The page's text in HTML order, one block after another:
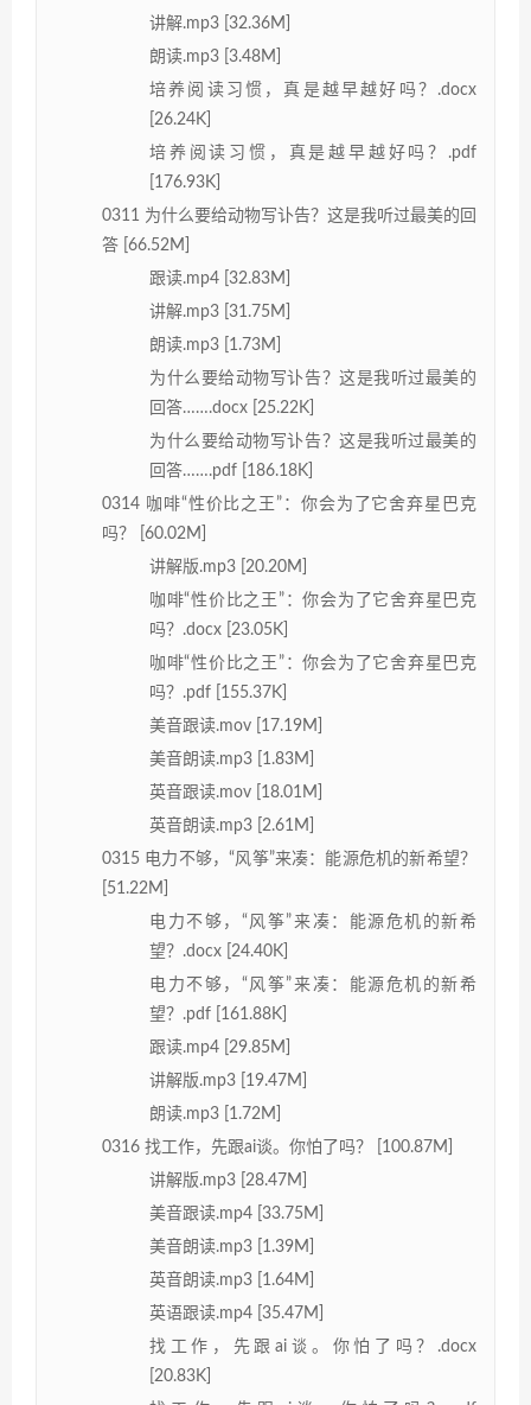
讲解.mp3 [32.36M]
朗读.mp3 [3.48M]
培养阅读习惯，真是越早越好吗？.docx
[26.24K]
培养阅读习惯，真是越早越好吗？.pdf
[176.93K]
0311 为什么要给动物写讣告？这是我听过最美的回
答 [66.52M]
跟读.mp4 [32.83M]
讲解.mp3 [31.75M]
朗读.mp3 [1.73M]
为什么要给动物写讣告？这是我听过最美的
回答…….docx [25.22K]
为什么要给动物写讣告？这是我听过最美的
回答…….pdf [186.18K]
0314 咖啡“性价比之王”：你会为了它舍弃星巴克
吗？ [60.02M]
讲解版.mp3 [20.20M]
咖啡“性价比之王”：你会为了它舍弃星巴克
吗？.docx [23.05K]
咖啡“性价比之王”：你会为了它舍弃星巴克
吗？.pdf [155.37K]
美音跟读.mov [17.19M]
美音朗读.mp3 [1.83M]
英音跟读.mov [18.01M]
英音朗读.mp3 [2.61M]
0315 电力不够，“风筝”来凑：能源危机的新希望？
[51.22M]
电力不够，“风筝”来凑：能源危机的新希
望？.docx [24.40K]
电力不够，“风筝”来凑：能源危机的新希
望？.pdf [161.88K]
跟读.mp4 [29.85M]
讲解版.mp3 [19.47M]
朗读.mp3 [1.72M]
0316 找工作，先跟ai谈。你怕了吗？ [100.87M]
讲解版.mp3 [28.47M]
美音跟读.mp4 [33.75M]
美音朗读.mp3 [1.39M]
英音朗读.mp3 [1.64M]
英语跟读.mp4 [35.47M]
找工作，先跟ai谈。你怕了吗？.docx
[20.83K]